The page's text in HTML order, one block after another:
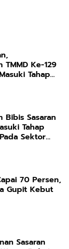
Ke-129
Tahap
Bibis Sasaran
Tahap
Sektor
70 Persen,
Gupit Kebut
Sasaran